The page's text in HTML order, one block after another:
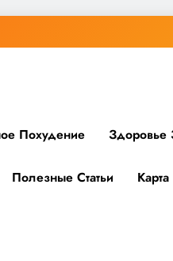
Похудение Здоровье
Полезные Статьи